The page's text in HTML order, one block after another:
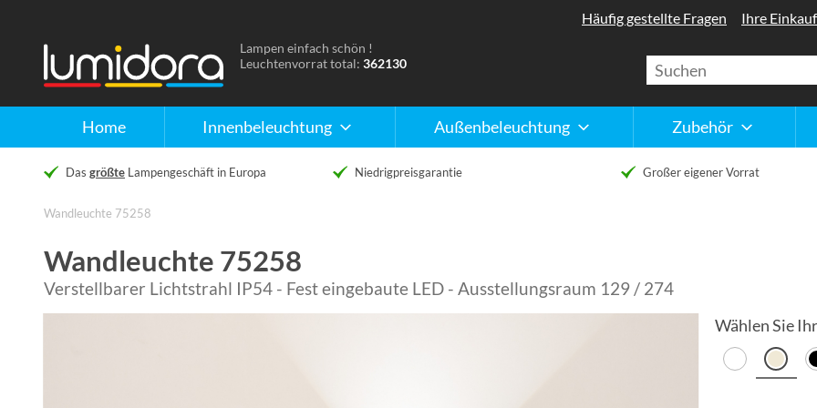
Home Innenbeleuchtung Außenbeleuchtung Zubehör
Häufig gestellte Fragen Ihre
Naar
de
Lampen einfach schön !
Leuchtenvorrat total: 362130
Das größte Lampengeschäft in Europa Niedrigpreisgarantie Großer eigener Vorrat
Wandleuchte 75258
Wandleuchte 75258
Verstellbarer Lichtstrahl IP54 - Fest eingebaute LED - Ausstellungsraum 129 / 274
Wählen Sie